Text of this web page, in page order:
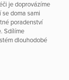
je doprovázíme
doma sami
poradenství
Sdílíme
dlouhodobé